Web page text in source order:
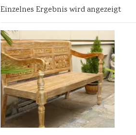
Einzelnes Ergebnis wird angezeigt